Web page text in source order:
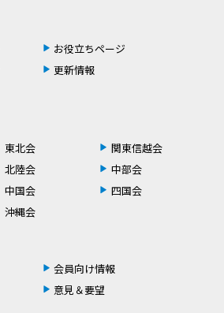
お役立ちページ
更新情報
東北会
関東信越会
北陸会
中部会
中国会
四国会
沖縄会
会員向け情報
意見＆要望